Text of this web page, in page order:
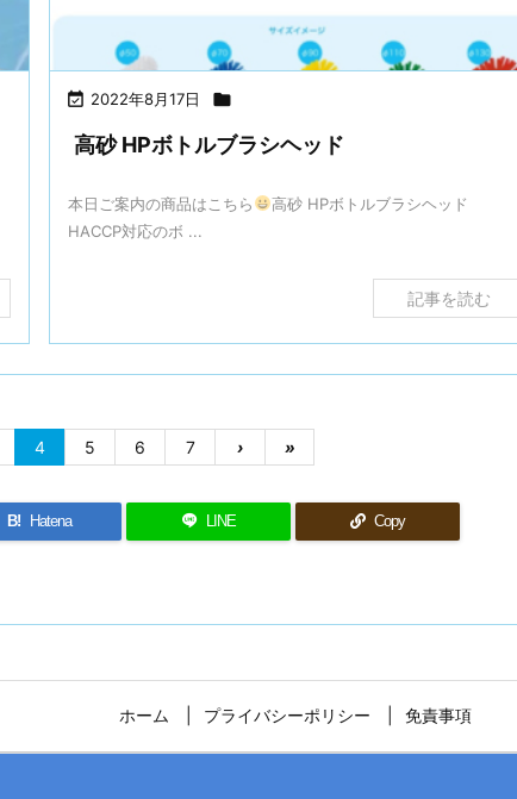
 2022年8月17日 
高砂 HPボトルブラシヘッド
本日ご案内の商品はこちら
高砂 HPボトルブラシヘッド
HACCP対応のボ ...
記事を読む
4 5 6 7 › »
B! Hatena LINE Copy
ホーム プライバシーポリシー 免責事項